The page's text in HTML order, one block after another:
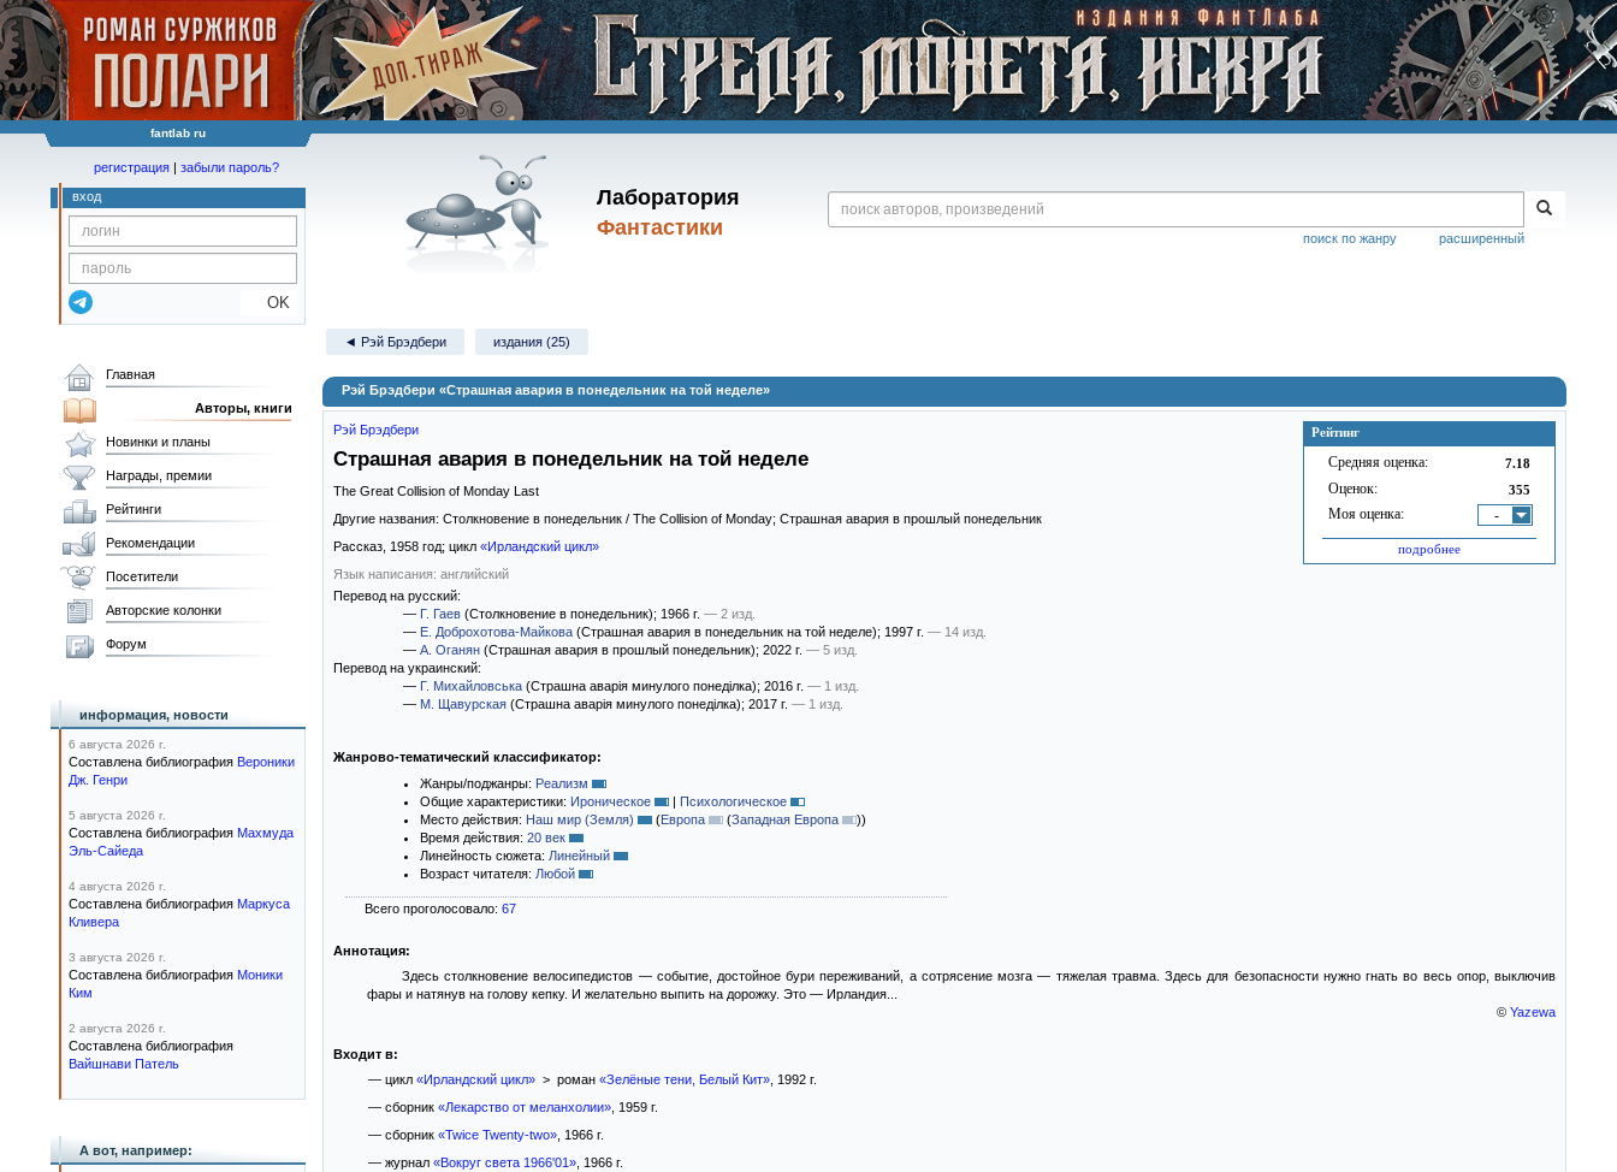
fantlab ru
Лаборатория
Фантастики
расширенный
поиск по жанру
регистрация | забыли пароль?
вход
OK
◄ Рэй Брэдбери издания (25)
Рэй Брэдбери «Страшная авария в понедельник на той неделе»
Рейтинг
Средняя оценка: 7.18
Оценок: 355
Моя оценка: -
подробнее
Рэй Брэдбери
Страшная авария в понедельник на той неделе
The Great Collision of Monday Last
Другие названия: Столкновение в понедельник / The Collision of Monday; Страшная авария в прошлый понедельник
Рассказ, 1958 год; цикл «Ирландский цикл»
Язык написания: английский
Перевод на русский:
— Г. Гаев (Столкновение в понедельник); 1966 г. — 2 изд.
— Е. Доброхотова-Майкова (Страшная авария в понедельник на той неделе); 1997 г. — 14 изд.
— А. Оганян (Страшная авария в прошлый понедельник); 2022 г. — 5 изд.
Перевод на украинский:
— Г. Михайловська (Страшна аварія минулого понеділка); 2016 г. — 1 изд.
— М. Щавурская (Страшна аварія минулого понеділка); 2017 г. — 1 изд.
Жанрово-тематический классификатор:
Жанры/поджанры: Реализм
Общие характеристики: Ироническое | Психологическое
Место действия: Наш мир (Земля) (Европа (Западная Европа ))
Время действия: 20 век
Линейность сюжета: Линейный
Возраст читателя: Любой
Всего проголосовало: 67
Аннотация:
Здесь столкновение велосипедистов — событие, достойное бури переживаний, а сотрясение мозга — тяжелая травма. Здесь для безопасности нужно гнать во весь опор, выключив
фары и натянув на голову кепку. И желательно выпить на дорожку. Это — Ирландия...
© Yazewa
Входит в:
— цикл «Ирландский цикл»> роман «Зелёные тени, Белый Кит», 1992 г.
— сборник «Лекарство от меланхолии», 1959 г.
— сборник «Twice Twenty-two», 1966 г.
— журнал «Вокруг света 1966'01», 1966 г.
Главная
Авторы, книги
Новинки и планы
Награды, премии
Рейтинги
Рекомендации
Посетители
Авторские колонки
Форум
информация, новости
6 августа 2026 г.
Составлена библиография Вероники
Дж. Генри
5 августа 2026 г.
Составлена библиография Махмуда
Эль-Сайеда
4 августа 2026 г.
Составлена библиография Маркуса
Кливера
3 августа 2026 г.
Составлена библиография Моники
Ким
2 августа 2026 г.
Составлена библиография
Вайшнави Патель
А вот, например: